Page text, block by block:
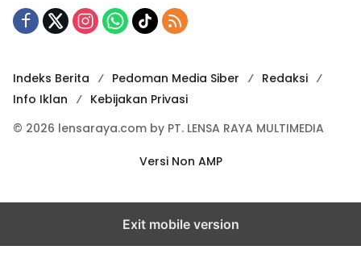
Indeks Berita Pedoman Media Siber
Redaksi
Info Iklan
Kebijakan Privasi
© 2026 lensaraya.com by PT. LENSA RAYA MULTIMEDIA
Versi Non AMP
Exit mobile version